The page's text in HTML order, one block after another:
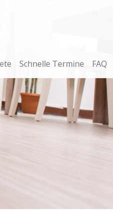
Schnelle Termine FAQ